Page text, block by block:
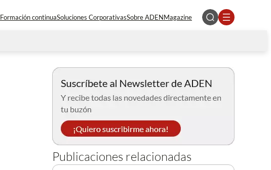
Formación continuaSoluciones CorporativasSobre ADENMagazine
Publicaciones relacionadas